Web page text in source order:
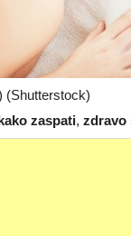
(Shutterstock)
zaspati, zdravo